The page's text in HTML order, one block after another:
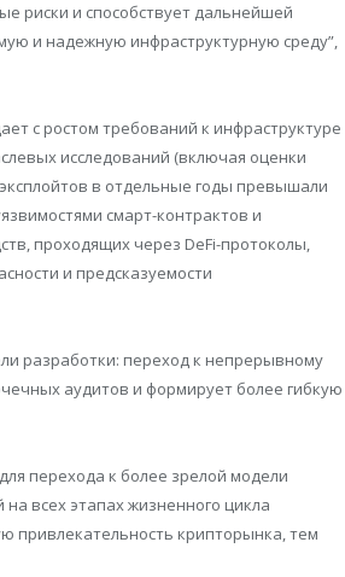
риски и способствует дальнейшей
и надежную инфраструктурную среду”,
с ростом требований к инфраструктуре
исследований (включая оценки
в отдельные годы превышали
смарт-контрактов и
проходящих через DeFi-протоколы,
и предсказуемости
разработки: переход к непрерывному
аудитов и формирует более гибкую
перехода к более зрелой модели
всех этапах жизненного цикла
привлекательность крипторынка, тем